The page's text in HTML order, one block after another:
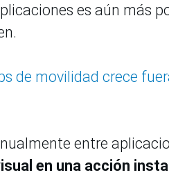
es aún más
de movilidad crece
entre
en una acción